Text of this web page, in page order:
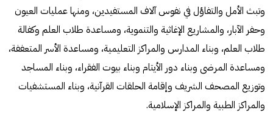
وتبث الأمل والتفاؤل في نفوس آلاف المستفيدين، ومنها عمليات العيون
وحفر الآبار، والمشاريع الإغاثية والتنموية، ومساعدة طلاب العلم وكفالة
طلاب العلم، وبناء المدارس والمراكز التعليمية، ومساعدة الأسر المتعففة،
ومساعدة المرضى وبناء دور الأيتام وبناء بيوت الفقراء، وبناء المساجد
وتوزيع المصحف الشريف وإقامة الحلقات القرآنية، وبناء المستشفيات
والمراكز الطبية والمراكز الإسلامية.